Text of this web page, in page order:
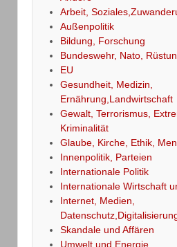
Arbeit,
Außenpolitik
Bildung, Forschung
Bundeswehr, Nato,
EU
Gesundheit, Medizin,
Ernährung,Landwirtschaft
Gewalt, Terrorismus,
Kriminalität
Glaube, Kirche, Ethik,
Innenpolitik, Parteien
Internationale Politik
Internationale Wirtschaft
Internet, Medien,
Skandale und Affären
Umwelt und Energie